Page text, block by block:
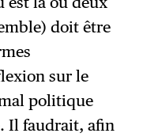
doit être
sur le
politique
Il faudrait, afin